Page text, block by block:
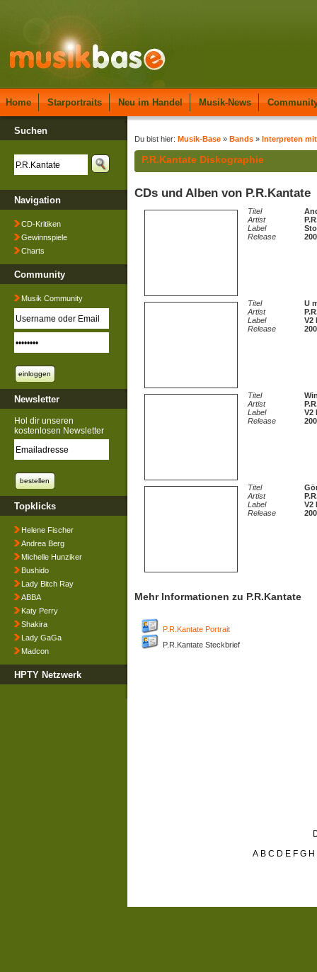
Home Starportraits Neu im Handel Musik-News
Suchen
Navigation
CD-Kritiken
Gewinnspiele
Charts
Community
Musik Community
Newsletter
Hol dir unseren
kostenlosen Newsletter
Topklicks
Helene Fischer
Andrea Berg
Michelle Hunziker
Bushido
Lady Bitch Ray
ABBA
Katy Perry
Shakira
Lady GaGa
Madcon
HPTY Netzwerk
Du bist hier: Musik-Base » Bands » Interpreten
P.R.Kantate Diskographie
CDs und Alben von P.R.Kantate
Titel
Artist
Label
Release
Titel
U
Artist
Label
V2
Release
Titel
Artist
Label
V2
Release
Titel
Artist
Label
V2
Release
Mehr Informationen zu P.R.Kantate
P.R.Kantate Portrait
P.R.Kantate Steckbrief
A B C D E F G H